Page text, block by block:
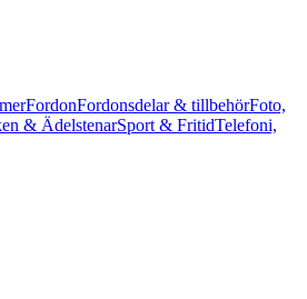
FordonFordonsdelar & tillbehörFoto,
& ÄdelstenarSport & FritidTelefoni,